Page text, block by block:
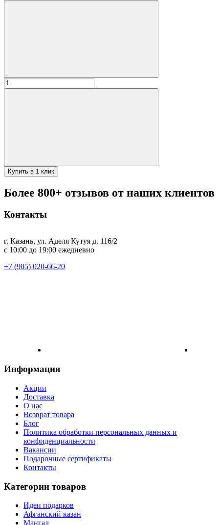
Количество
товара
Купить в 1 клик
Более 800+ отзывов от наших клиентов
Контакты
г. Казань, ул. Аделя Кутуя д. 116/2
с 10:00 до 19:00 ежедневно
+7 (905) 020-66-20
Информация
Акции
Доставка
О нас
Возврат товара
Блог
Политика обработки персональных данных и
конфиденциальности
Вакансии
Подарочные сертификаты
Контакты
Категории товаров
Идеи подарков
Афганский казан
Мангал